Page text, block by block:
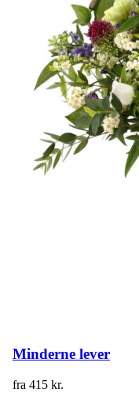
Minderne lever
fra 415 kr.